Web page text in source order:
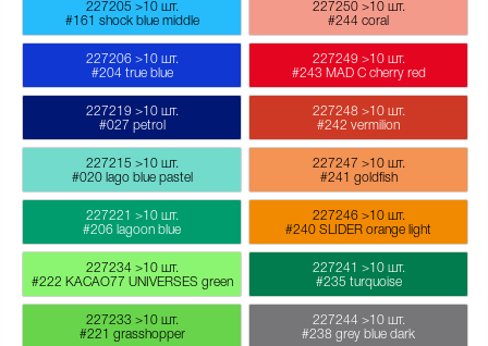
227205
#161 shock blue middle
>10 шт.
227206
#204 true blue
>10 шт.
227219
#027 petrol
>10 шт.
227215
#020 lago blue pastel
>10 шт.
227221
#206 lagoon blue
>10 шт.
227234
#222 KACAO77 UNIVERSES green
>10 шт.
227233
#221 grasshopper
>10 шт.
227250
#244 coral
>10 шт.
227249
#243 MAD C cherry red
>10 шт.
227248
#242 vermilion
>10 шт.
227247
#241 goldfish
>10 шт.
227246
#240 SLIDER orange light
>10 шт.
227241
#235 turquoise
>10 шт.
227244
#238 grey blue dark
>10 шт.